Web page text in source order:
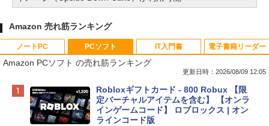
Amazon 売れ筋ランキング
ノートPC
Apple 2026 MacBook Neo A18 Proチッ
プ搭載13インチノートブック：AIとAppl
e Intelligenceのために設計、Liquid Ret
inaディスプレイ、8GBユニファイドメモ
PCソフト
Amazon PCソフト の売れ筋ランキング
更新日時：2026/08/09 12:05
Robloxギフトカード - 800 Robux 【限
定バーチャルアイテムを含む】 【オンラ
インゲームコード】 ロブロックス | オン
ラインコード版
IT入門書 電子書籍リーダー